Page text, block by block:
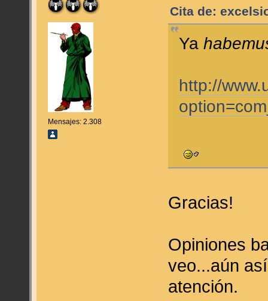
Mensajes: 2.308
Cita de:
Ya
http://
Gracias!
Opiniones
veo...aún
atención.